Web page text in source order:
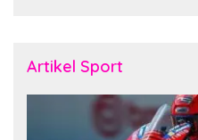
Artikel Sport